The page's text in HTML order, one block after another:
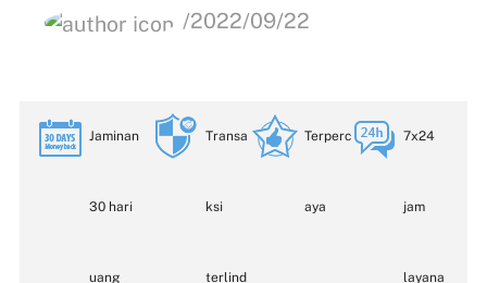
/2022/09/22
Jaminan
30 hari
uang
Transa
ksi
terlind
Terperc
aya
7x24
jam
layana